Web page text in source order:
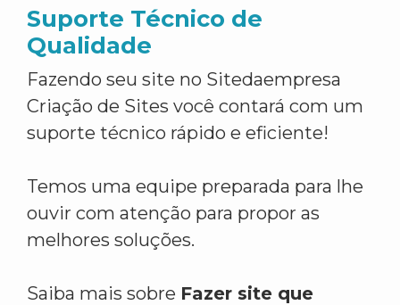
Suporte Técnico de
Qualidade
Fazendo seu site no Sitedaempresa
Criação de Sites você contará com um
suporte técnico rápido e eficiente!
Temos uma equipe preparada para lhe
ouvir com atenção para propor as
melhores soluções.
Saiba mais sobre Fazer site que